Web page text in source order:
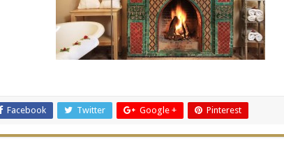
Facebook Twitter Google + Pinterest